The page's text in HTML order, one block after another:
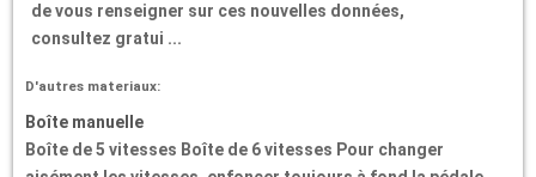
de vous renseigner sur ces nouvelles données,
consultez gratui ...
D'autres materiaux:
Boîte manuelle
Boîte de 5 vitesses Boîte de 6 vitesses Pour changer